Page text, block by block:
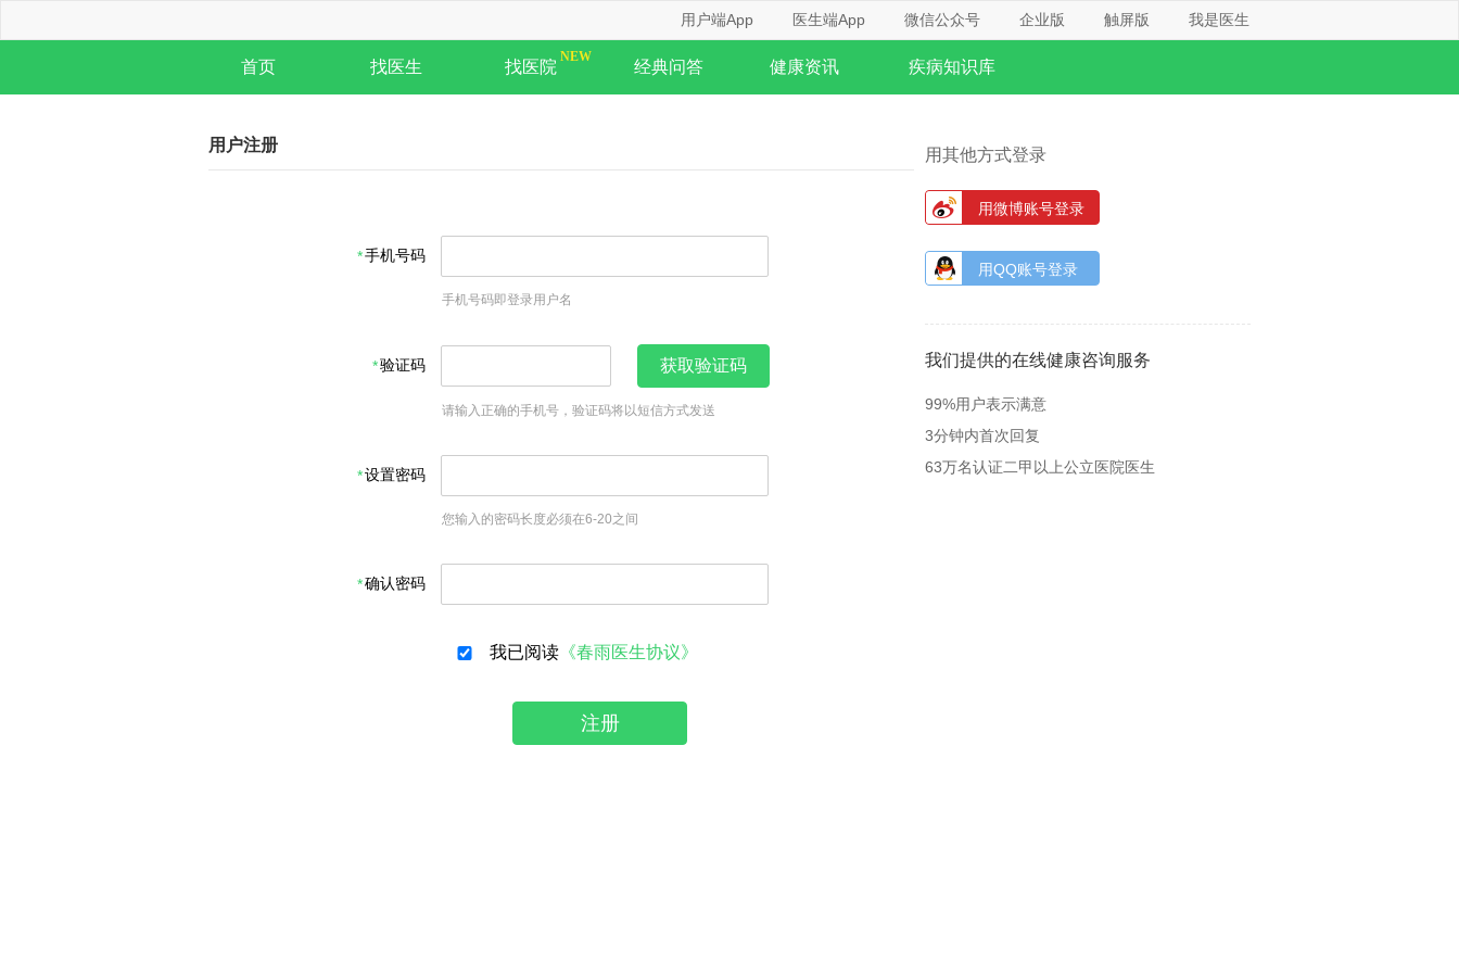
用户端App 医生端App 微信公众号 企业版 触屏版 我是医生
首页 找医生 找医院 经典问答 健康资讯 疾病知识库
用户注册
手机号码
手机号码即登录用户名
验证码 获取验证码
请输入正确的手机号，验证码将以短信方式发送
设置密码
您输入的密码长度必须在6-20之间
确认密码
我已阅读 《春雨医生协议》
注册
用其他方式登录
用微博账号登录
用QQ账号登录
我们提供的在线健康咨询服务
99%用户表示满意
3分钟内首次回复
63万名认证二甲以上公立医院医生